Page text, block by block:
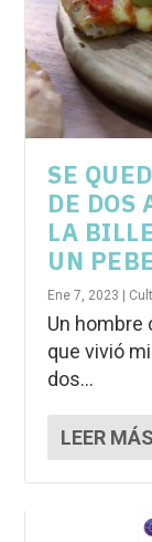
SE
DE DOS
LA
UN
Ene 7, 2023 |
Un hombre
que vivió
dos...
LEER MÁS